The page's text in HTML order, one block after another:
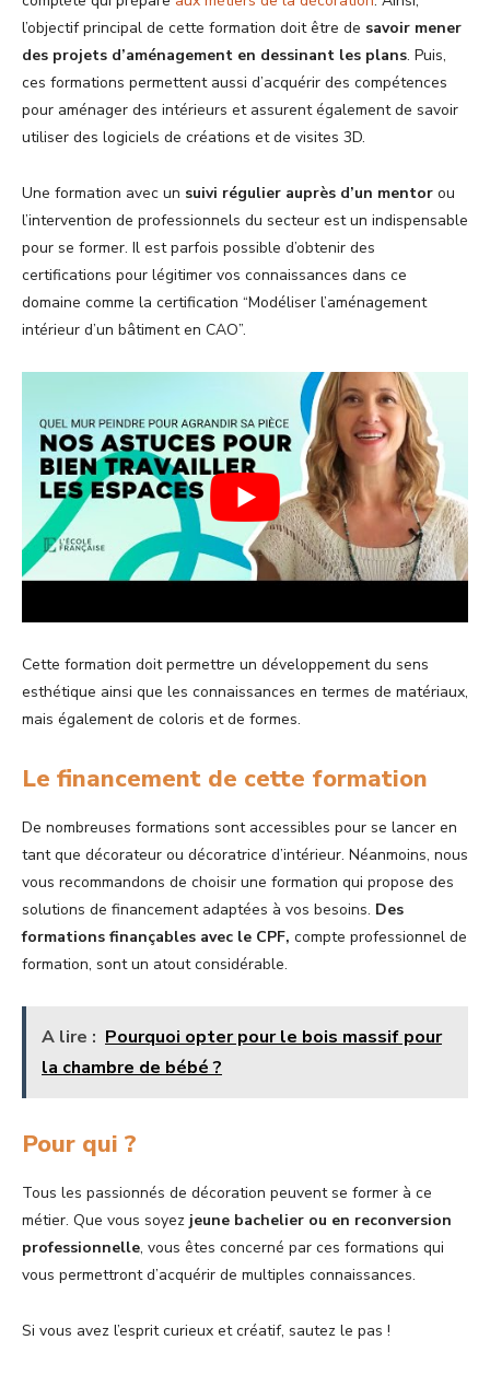
l’objectif principal de cette formation doit être de savoir mener
des projets d’aménagement en dessinant les plans. Puis,
ces formations permettent aussi d’acquérir des compétences
pour aménager des intérieurs et assurent également de savoir
utiliser des logiciels de créations et de visites 3D.
Une formation avec un suivi régulier auprès d’un mentor ou
l’intervention de professionnels du secteur est un indispensable
pour se former. Il est parfois possible d’obtenir des
certifications pour légitimer vos connaissances dans ce
domaine comme la certification “Modéliser l’aménagement
intérieur d’un bâtiment en CAO”.
Cette formation doit permettre un développement du sens
esthétique ainsi que les connaissances en termes de matériaux,
mais également de coloris et de formes.
Le financement de cette formation
De nombreuses formations sont accessibles pour se lancer en
tant que décorateur ou décoratrice d’intérieur. Néanmoins, nous
vous recommandons de choisir une formation qui propose des
solutions de financement adaptées à vos besoins. Des
formations finançables avec le CPF, compte professionnel de
formation, sont un atout considérable.
A lire : Pourquoi opter pour le bois massif pour
la chambre de bébé ?
Pour qui ?
Tous les passionnés de décoration peuvent se former à ce
métier. Que vous soyez jeune bachelier ou en reconversion
professionnelle, vous êtes concerné par ces formations qui
vous permettront d’acquérir de multiples connaissances.
Si vous avez l’esprit curieux et créatif, sautez le pas !